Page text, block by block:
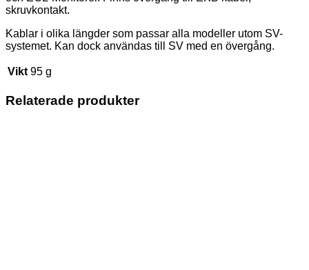
skruvkontakt.
Kablar i olika längder som passar alla modeller utom SV-
systemet. Kan dock användas till SV med en övergång.
Vikt 95 g
Relaterade produkter